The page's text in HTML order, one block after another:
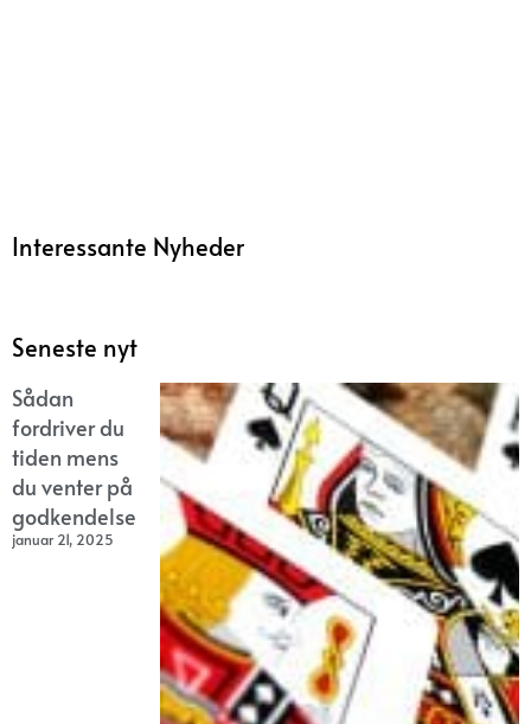
Interessante Nyheder
Seneste nyt
Sådan
fordriver du
tiden mens
du venter på
godkendelse
januar 21, 2025